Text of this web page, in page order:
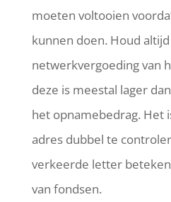
moeten voltooien
kunnen doen. Houd
netwerkvergoeding van
deze is meestal lager
het opnamebedrag. Het
adres dubbel te
verkeerde letter
van fondsen.